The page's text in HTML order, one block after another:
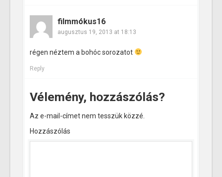
filmmókus16
augusztus 19, 2013 at 18:13
régen néztem a bohóc sorozatot
Reply
Vélemény, hozzászólás?
Az e-mail-címet nem tesszük közzé.
Hozzászólás